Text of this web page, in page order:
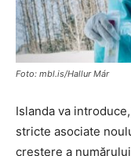
Foto: mbl.is/Hallur Már
Islanda va
stricte asociate
creştere a